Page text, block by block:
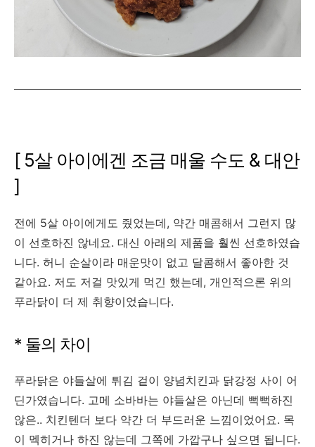
[ 5살 아이에겐 조금 매울 수도 & 대안
]
전에 5살 아이에게도 줬었는데, 약간 매콤해서 그런지 많
이 선호하진 않네요. 대신 아래의 제품을 훨씬 선호하였습
니다. 허니 순살이라 매운맛이 없고 달콤해서 좋아한 것
같아요. 저도 저걸 맛있게 먹긴 했는데, 개인적으론 위의
푸라닭이 더 제 취향이었습니다.
* 둘의 차이
푸라닭은 야들살에 튀김 겉이 양념치킨과 닭강정 사이 어
딘가였습니다. 고메 소바바는 야들살은 아닌데 뻑뻑하진
않은.. 치킨텐더 보다 약간 더 부드러운 느낌이었어요. 목
이 멕히거나 하진 않는데 그쪽에 가깝구나 싶으면 됩니다.